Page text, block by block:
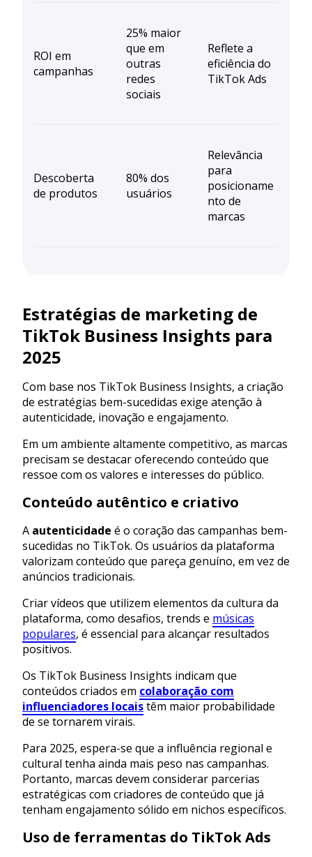
ROI em
campanhas
25% maior
que em
outras
redes
sociais
Reflete a
eficiência do
TikTok Ads
Descoberta
de produtos
80% dos
usuários
Relevância
para
posicioname
nto de
marcas
Estratégias de marketing de
TikTok Business Insights para
2025
Com base nos TikTok Business Insights, a criação
de estratégias bem-sucedidas exige atenção à
autenticidade, inovação e engajamento.
Em um ambiente altamente competitivo, as marcas
precisam se destacar oferecendo conteúdo que
ressoe com os valores e interesses do público.
Conteúdo autêntico e criativo
A autenticidade é o coração das campanhas bem-
sucedidas no TikTok. Os usuários da plataforma
valorizam conteúdo que pareça genuíno, em vez de
anúncios tradicionais.
Criar vídeos que utilizem elementos da cultura da
plataforma, como desafios, trends e músicas
populares, é essencial para alcançar resultados
positivos.
Os TikTok Business Insights indicam que
conteúdos criados em colaboração com
influenciadores locaistêm maior probabilidade
de se tornarem virais.
Para 2025, espera-se que a influência regional e
cultural tenha ainda mais peso nas campanhas.
Portanto, marcas devem considerar parcerias
estratégicas com criadores de conteúdo que já
tenham engajamento sólido em nichos específicos.
Uso de ferramentas do TikTok Ads